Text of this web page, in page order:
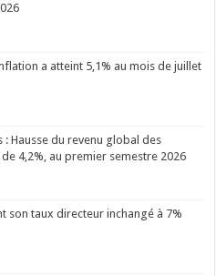
a atteint 5,1% au mois de juillet
: Hausse du revenu global des
4,2%, au premier semestre 2026
son taux directeur inchangé à 7%